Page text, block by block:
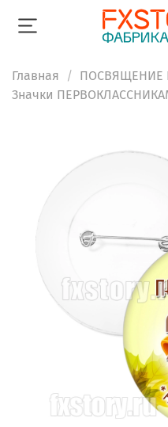
Главная
ПОСВЯЩЕНИЕ
Значки